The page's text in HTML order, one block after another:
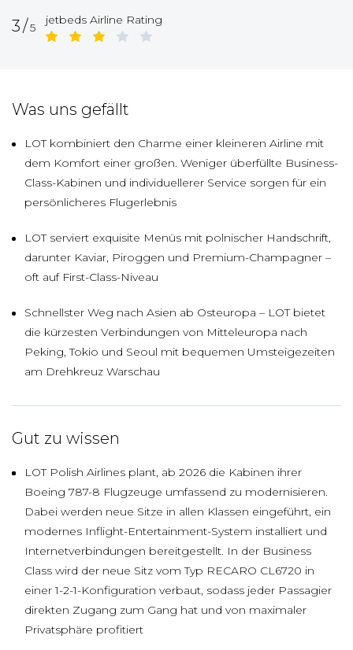
3/5
jetbeds Airline Rating
Was uns gefällt
LOT kombiniert den Charme einer kleineren Airline mit
dem Komfort einer großen. Weniger überfüllte Business-
Class-Kabinen und individuellerer Service sorgen für ein
persönlicheres Flugerlebnis
LOT serviert exquisite Menüs mit polnischer Handschrift,
darunter Kaviar, Piroggen und Premium-Champagner –
oft auf First-Class-Niveau
Schnellster Weg nach Asien ab Osteuropa – LOT bietet
die kürzesten Verbindungen von Mitteleuropa nach
Peking, Tokio und Seoul mit bequemen Umsteigezeiten
am Drehkreuz Warschau
Gut zu wissen
LOT Polish Airlines plant, ab 2026 die Kabinen ihrer
Boeing 787-8 Flugzeuge umfassend zu modernisieren.
Dabei werden neue Sitze in allen Klassen eingeführt, ein
modernes Inflight-Entertainment-System installiert und
Internetverbindungen bereitgestellt. In der Business
Class wird der neue Sitz vom Typ RECARO CL6720 in
einer 1-2-1-Konfiguration verbaut, sodass jeder Passagier
direkten Zugang zum Gang hat und von maximaler
Privatsphäre profitiert